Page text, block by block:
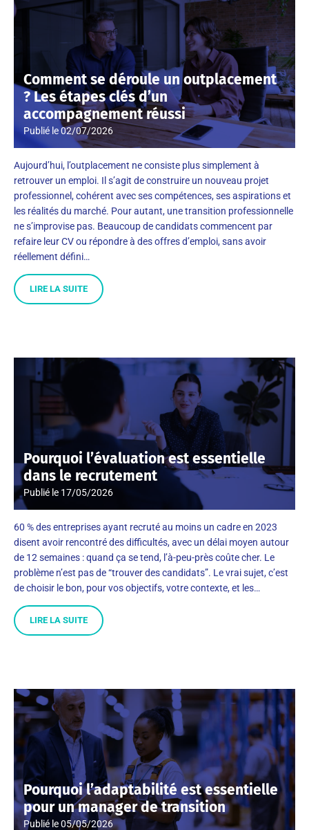
Comment se déroule un outplacement
? Les étapes clés d’un
accompagnement réussi
Publié le02/07/2026
Aujourd’hui, l’outplacement ne consiste plus simplement à
retrouver un emploi. Il s’agit de construire un nouveau projet
professionnel, cohérent avec ses compétences, ses aspirations et
les réalités du marché. Pour autant, une transition professionnelle
ne s’improvise pas. Beaucoup de candidats commencent par
refaire leur CV ou répondre à des offres d’emploi, sans avoir
réellement défini…
LIRE LA SUITE
Pourquoi l’évaluation est essentielle
dans le recrutement
Publié le 17/05/2026
60 % des entreprises ayant recruté au moins un cadre en 2023
disent avoir rencontré des difficultés, avec un délai moyen autour
de 12 semaines : quand ça se tend, l’à-peu-près coûte cher. Le
problème n’est pas de “trouver des candidats”. Le vrai sujet, c’est
de choisir le bon, pour vos objectifs, votre contexte, et les…
LIRE LA SUITE
Pourquoi l’adaptabilité est essentielle
pour un manager de transition
Publié le05/05/2026